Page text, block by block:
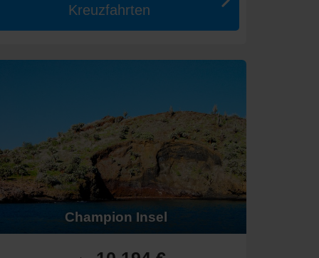
haben. Besuchen Sie die Ruinen und das
Dies ist die feuchtere Saison, jedoch auch die beste
und für weniger Touristenmengen.
und der Schiffsgröße.
Kreuzfahrten
Champion Insel